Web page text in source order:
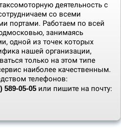
деятельность с
со всеми
портами. Работаем по всей
занимаясь
одной из точек которых
нашей организации,
только на этом типе
наиболее качественным.
телефонов:
589-05-05 или пишите на почту: